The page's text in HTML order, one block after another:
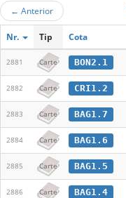
← Anterior
Nr. Tip Cota
2881 Carte BON2.1
2882 Carte CRI1.2
2883 Carte BAG1.7
2884 Carte BAG1.6
2885 Carte BAG1.5
2886 Carte BAG1.4